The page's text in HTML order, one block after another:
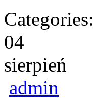
Categories:
04
sierpień
admin